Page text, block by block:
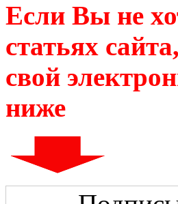
Если Вы не
статьях
свой
ниже